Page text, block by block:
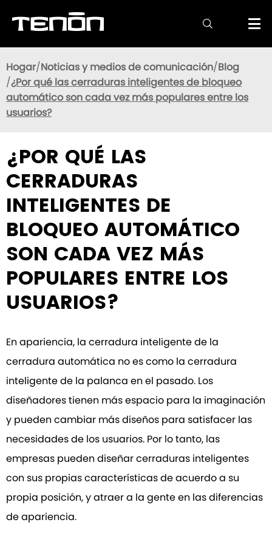

Hogar Noticias y medios de comunicación Blog
¿Por qué las cerraduras inteligentes de bloqueo
automático son cada vez más populares entre los
usuarios?
¿POR QUÉ LAS
CERRADURAS
INTELIGENTES DE
BLOQUEO AUTOMÁTICO
SON CADA VEZ MÁS
POPULARES ENTRE LOS
USUARIOS?
En apariencia, la cerradura inteligente de la
cerradura automática no es como la cerradura
inteligente de la palanca en el pasado. Los
diseñadores tienen más espacio para la imaginación
y pueden cambiar más diseños para satisfacer las
necesidades de los usuarios. Por lo tanto, las
empresas pueden diseñar cerraduras inteligentes
con sus propias características de acuerdo a su
propia posición, y atraer a la gente en las diferencias
de apariencia.